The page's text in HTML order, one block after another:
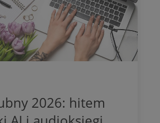
2026: hitem